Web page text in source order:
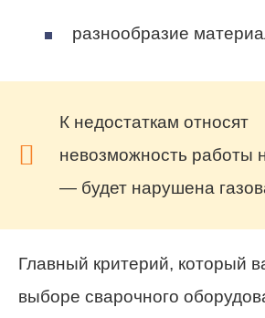
разнообразие
К недостаткам относят
невозможность работы
— будет нарушена
Главный критерий, который
выборе сварочного